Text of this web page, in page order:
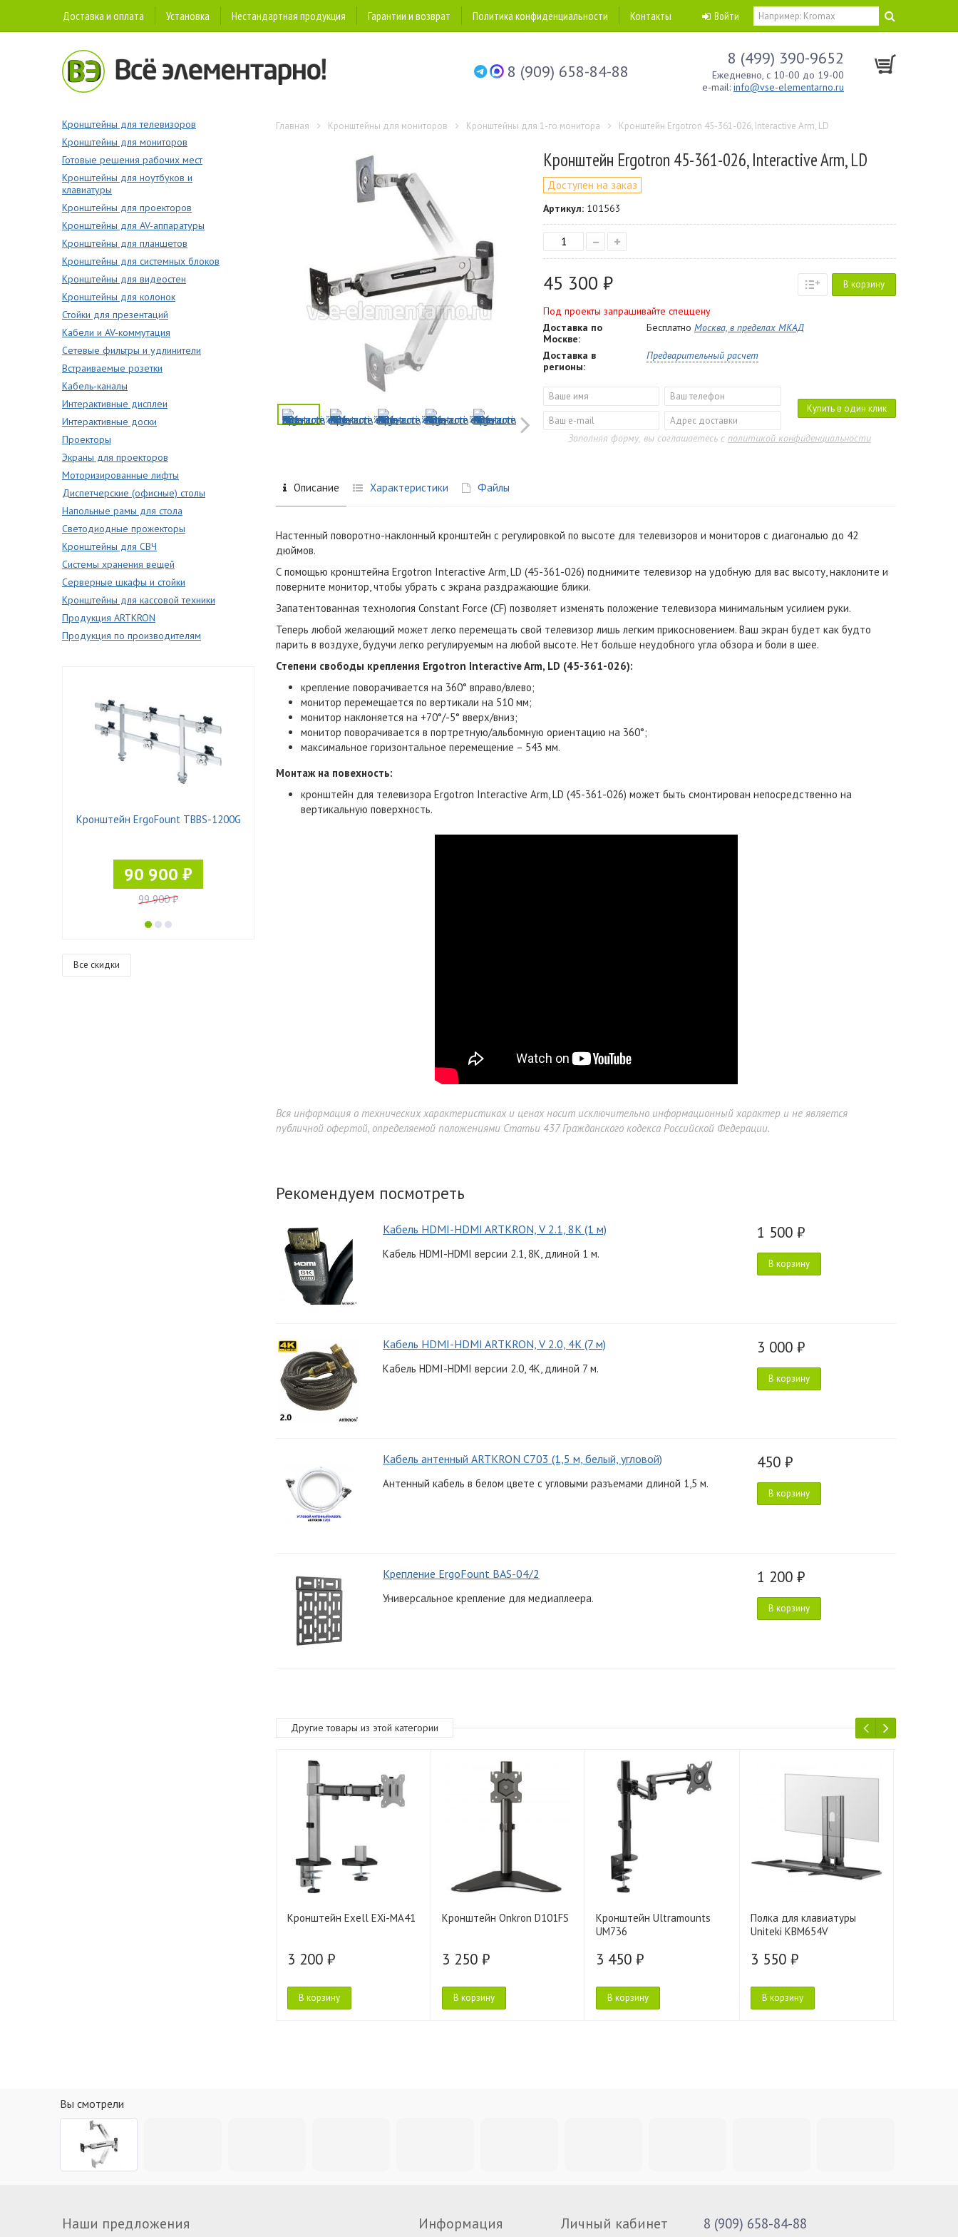
Доставка и оплата Установка Нестандартная продукция Гарантии и возврат Политика конфиденциальности Контакты Войти
8 (909) 658-84-88
8 (499) 390-9652
Ежедневно, с 10-00 до 19-00
e-mail: info@vse-elementarno.ru
Кронштейны для телевизоров
Кронштейны для мониторов
Готовые решения рабочих мест
Кронштейны для ноутбуков и
клавиатуры
Кронштейны для проекторов
Кронштейны для AV-аппаратуры
Кронштейны для планшетов
Кронштейны для системных блоков
Кронштейны для видеостен
Кронштейны для колонок
Стойки для презентаций
Кабели и AV-коммутация
Сетевые фильтры и удлинители
Встраиваемые розетки
Кабель-каналы
Интерактивные дисплеи
Интерактивные доски
Проекторы
Экраны для проекторов
Моторизированные лифты
Диспетчерские (офисные) столы
Напольные рамы для стола
Светодиодные прожекторы
Кронштейны для СВЧ
Системы хранения вещей
Серверные шкафы и стойки
Кронштейны для кассовой техники
Продукция ARTKRON
Продукция по производителям
Кронштейн ErgoFount TBBS-1200G
90 900 ₽
99 900 ₽
Все скидки
Главная Кронштейны для мониторов Кронштейны для 1-го монитора Кронштейн Ergotron 45-361-026, Interactive Arm, LD
Кронштейн Ergotron 45-361-026, Interactive Arm, LD
Доступен на заказ
Артикул: 101563
– +
45 300 ₽ В корзину
Под проекты запрашивайте спеццену
Доставка по
Москве:
Бесплатно Москва, в пределах МКАД
Доставка в
регионы:
Предварительный расчет
Купить в один клик
Заполняя форму, вы соглашаетесь с политикой конфиденциальности
Описание Характеристики Файлы
Настенный поворотно-наклонный кронштейн c регулировкой по высоте для телевизоров и мониторов с диагональю до 42
дюймов.
С помощью кронштейна Ergotron Interactive Arm, LD (45-361-026) поднимите телевизор на удобную для вас высоту, наклоните и
поверните монитор, чтобы убрать с экрана раздражающие блики.
Запатентованная технология Constant Force (CF) позволяет изменять положение телевизора минимальным усилием руки.
Теперь любой желающий может легко перемещать свой телевизор лишь легким прикосновением. Ваш экран будет как будто
парить в воздухе, будучи легко регулируемым на любой высоте. Нет больше неудобного угла обзора и боли в шее.
Степени свободы крепления Ergotron Interactive Arm, LD (45-361-026):
крепление поворачивается на 360° вправо/влево;
монитор перемещается по вертикали на 510 мм;
монитор наклоняется на +70°/-5° вверх/вниз;
монитор поворачивается в портретную/альбомную ориентацию на 360°;
максимальное горизонтальное перемещение – 543 мм.
Монтаж на повехность:
кронштейн для телевизора Ergotron Interactive Arm, LD (45-361-026) может быть смонтирован непосредственно на
вертикальную поверхность.
Вся информация о технических характеристиках и ценах носит исключительно информационный характер и не является
публичной офертой, определяемой положениями Статьи 437 Гражданского кодекса Российской Федерации.
Рекомендуем посмотреть
Кабель HDMI-HDMI ARTKRON, V 2.1, 8K (1 м)
Кабель HDMI-HDMI версии 2.1, 8K, длиной 1 м.
1 500 ₽
В корзину
Кабель HDMI-HDMI ARTKRON, V 2.0, 4K (7 м)
Кабель HDMI-HDMI версии 2.0, 4K, длиной 7 м.
3 000 ₽
В корзину
Кабель антенный ARTKRON C703 (1,5 м, белый, угловой)
Антенный кабель в белом цвете с угловыми разъемами длиной 1,5 м.
450 ₽
В корзину
Крепление ErgoFount BAS-04/2
Универсальное крепление для медиаплеера.
1 200 ₽
В корзину
Другие товары из этой категории
Кронштейн Exell EXi-MA41
3 200 ₽
В корзину
Кронштейн Onkron D101FS
3 250 ₽
В корзину
Кронштейн Ultramounts
UM736
3 450 ₽
В корзину
Полка для клавиатуры
Uniteki KBM654V
3 550 ₽
В корзину
Вы смотрели
Наши предложения Информация Личный кабинет
8 (909) 658-84-88